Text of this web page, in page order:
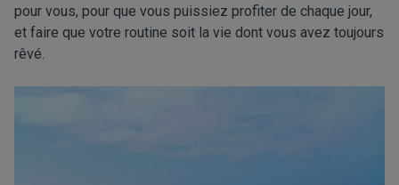
pour vous, pour que vous puissiez profiter de chaque jour,
et faire que votre routine soit la vie dont vous avez toujours
rêvé.